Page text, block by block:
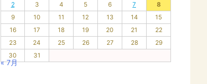
2
3 4 5 6 7
8
9
10 11 12 13 14
15
16
17 18 19 20 21
22
23
24 25 26 27 28
29
30
31
« 7月